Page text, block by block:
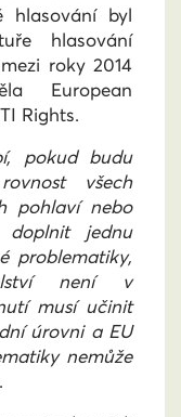
hlasování byl
hlasování
roky 2014
European
Rights.
pokud budu
všech
pohlaví nebo
doplnit jednu
problematiky,
není v
musí učinit
úrovni a EU
nemůže